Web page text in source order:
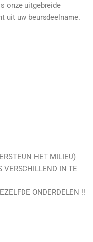
onze uitgebreide
uit uw beursdeelname.
HET MILIEU)
VERSCHILLEND IN TE
ONDERDELEN !!